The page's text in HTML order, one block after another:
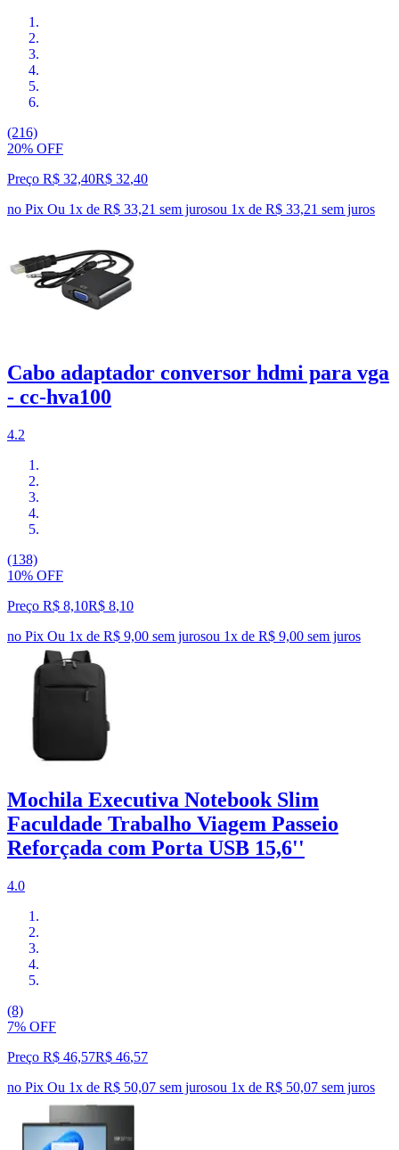
(216)
20% OFF
Preço R$ 32,40R$ 32,40
no Pix Ou 1x de R$ 33,21 sem jurosou 1x de R$ 33,21 sem juros
Cabo adaptador conversor hdmi para vga
- cc-hva100
4.2
(138)
10% OFF
Preço R$ 8,10R$ 8,10
no Pix Ou 1x de R$ 9,00 sem jurosou 1x de R$ 9,00 sem juros
Mochila Executiva Notebook Slim
Faculdade Trabalho Viagem Passeio
Reforçada com Porta USB 15,6''
4.0
(8)
7% OFF
Preço R$ 46,57R$ 46,57
no Pix Ou 1x de R$ 50,07 sem jurosou 1x de R$ 50,07 sem juros